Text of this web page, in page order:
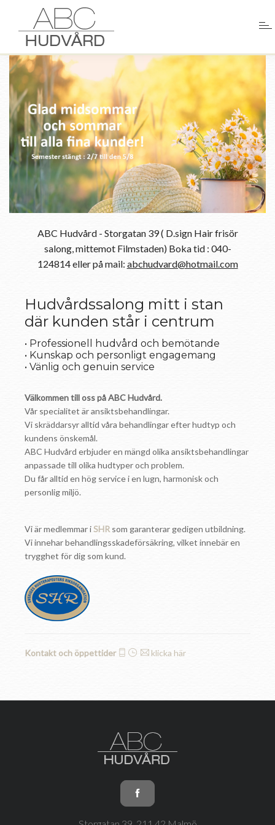
ABC Hudvård - Storgatan 39 ( D.sign Hair frisör
salong, mittemot Filmstaden) Boka tid : 040-
124814 eller på mail: abchudvard@hotmail.com
Hudvårdssalong mitt i stan
där kunden står i centrum
• Professionell hudvård och bemötande
• Kunskap och personligt engagemang
• Vänlig och genuin service
Välkommen till oss på ABC Hudvård.
Vår specialitet är ansiktsbehandlingar.
Vi skräddarsyr alltid våra behandlingar efter hudtyp och
kundens önskemål.
ABC Hudvård erbjuder en mängd olika ansiktsbehandlingar
anpassade till olika hudtyper och problem.
Du får alltid en hög service i en lugn, harmonisk och
personlig miljö.
Vi är medlemmar iSHR som garanterar gedigen utbildning.
Vi innehar behandlingsskadeförsäkring, vilket innebär en
trygghet för dig som kund.
Kontakt och öppettider klicka här